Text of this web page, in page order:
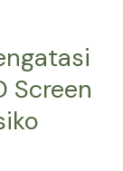
Screen